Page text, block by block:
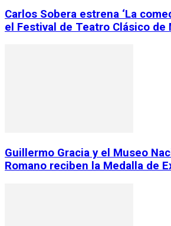
Carlos Sobera estrena ‘La
el Festival de Teatro Clásico de
Guillermo Gracia y el Museo
Romano reciben la Medalla de